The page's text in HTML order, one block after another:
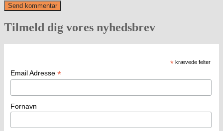
Tilmeld dig vores nyhedsbrev
* krævede felter
Email Adresse *
Fornavn